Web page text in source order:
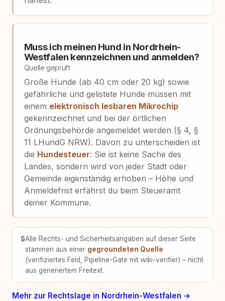
Muss ich meinen Hund in Nordrhein-
Westfalen kennzeichnen und anmelden?
Quelle geprüft
Große Hunde (ab 40 cm oder 20 kg) sowie
gefährliche und gelistete Hunde müssen mit
einem elektronisch lesbaren Mikrochip
gekennzeichnet und bei der örtlichen
Ordnungsbehörde angemeldet werden (§ 4, §
11 LHundG NRW). Davon zu unterscheiden ist
die Hundesteuer: Sie ist keine Sache des
Landes, sondern wird von jeder Stadt oder
Gemeinde eigenständig erhoben – Höhe und
Anmeldefrist erfährst du beim Steueramt
deiner Kommune.
🔒Alle Rechts- und Sicherheitsangaben auf dieser Seite
stammen aus einer gegroundeten Quelle
(verifiziertes Feld, Pipeline-Gate mit wiki-verifier) – nicht
aus generiertem Freitext.
Mehr zur Rechtslage in Nordrhein-Westfalen →